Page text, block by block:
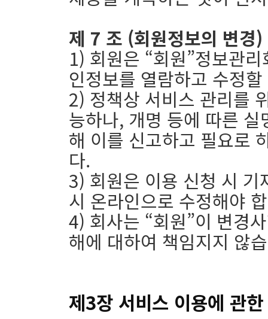
제 7 조 (회원정보의 변경)
1) 회원은 “회원”정보관
인정보를 열람하고 수정
2) 정책상 서비스 관리를
능하나, 개명 등에 따른
해 이를 신고하고 필요로
다.
3) 회원은 이용 신청 시
시 온라인으로 수정해야
4) 회사는 “회원”이 변경
해에 대하여 책임지지 않
제3장 서비스 이용에 관